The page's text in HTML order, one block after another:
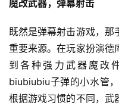
魔改武器，弹幕射击
既然是弹幕射击游戏，那
重要来源。在玩家扮演德
到各种强力武器魔改
biubiubiu子弹的小水管
根据游戏习惯的不同，武